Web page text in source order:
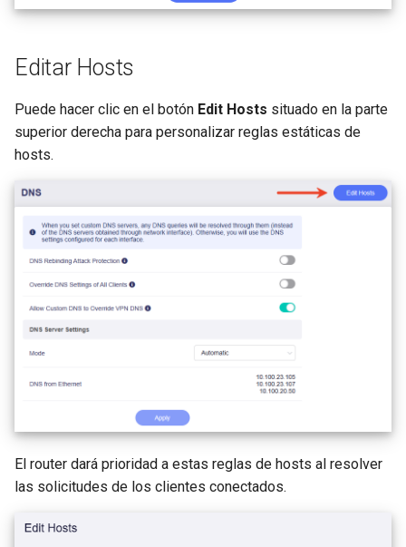
Editar Hosts
Puede hacer clic en el botón Edit Hosts situado en la parte
superior derecha para personalizar reglas estáticas de
hosts.
El router dará prioridad a estas reglas de hosts al resolver
las solicitudes de los clientes conectados.